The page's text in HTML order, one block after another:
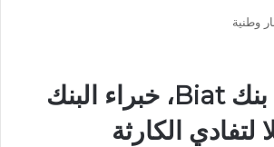
وطنية
هزة تضرب بنك Biat، خبراء البنك
لتفادي الكارثة